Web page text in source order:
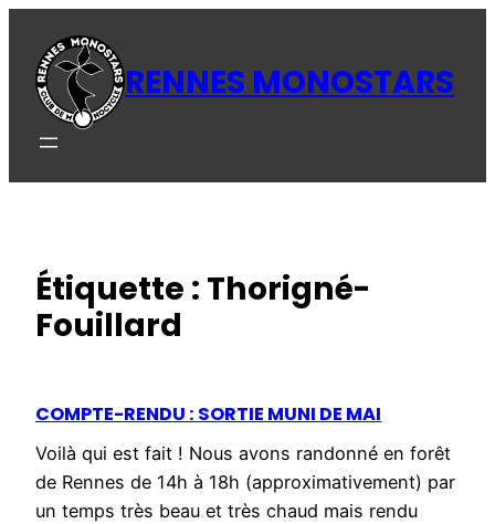
contenu
RENNES MONOSTARS
Étiquette : Thorigné-
Fouillard
COMPTE-RENDU : SORTIE MUNI DE MAI
Voilà qui est fait ! Nous avons randonné en forêt
de Rennes de 14h à 18h (approximativement) par
un temps très beau et très chaud mais rendu